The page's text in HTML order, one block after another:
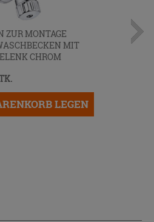
ZUR MONTAGE
MIT
CHROM
LEGEN